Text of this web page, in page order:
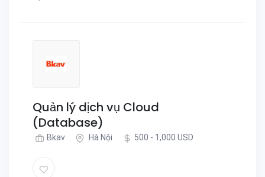
Quản lý dịch vụ Cloud
(Database)
Bkav Hà Nội 500 - 1,000 USD